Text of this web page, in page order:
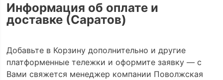
Информация об оплате и
доставке (Саратов)
Добавьте в Корзину дополнительно и другие
платформенные тележки и оформите заявку — с
Вами свяжется менеджер компании Поволжская